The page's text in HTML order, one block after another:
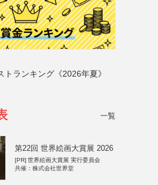
トランキング《2026年夏》
一覧
第22回 世界絵画大賞展 2026
[PR] 世界絵画大賞展 実行委員会
共催：株式会社世界堂